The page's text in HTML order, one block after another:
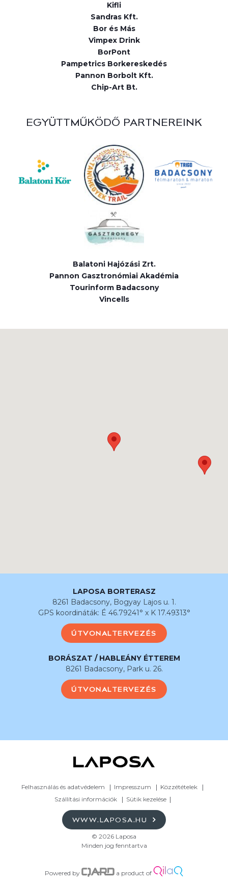
Kifli
Sandras Kft.
Bor és Más
Vimpex Drink
BorPont
Pampetrics Borkereskedés
Pannon Borbolt Kft.
Chip-Art Bt.
EGYÜTTMŰKÖDŐ PARTNEREINK
Balatoni Hajózási Zrt.
Pannon Gasztronómiai Akadémia
Tourinform Badacsony
Vincells
LAPOSA BORTERASZ
8261 Badacsony, Bogyay Lajos u. 1.
GPS koordináták: É 46.79241° x K 17.49313°
ÚTVONALTERVEZÉS
BORÁSZAT / HABLEÁNY ÉTTEREM
8261 Badacsony, Park u. 26.
ÚTVONALTERVEZÉS
Felhasználás és adatvédelem Impresszum
Közzétételek
Szállítási információk
Sütik kezelése
WWW.LAPOSA.HU
© 2026 Laposa
Minden jog fenntartva
Powered by a product of